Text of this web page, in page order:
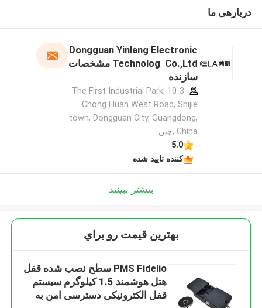
دربارهی ما
Dongguan Yinlang Electronic
Technolog Co.,Ltd مشخصات
سازنده
10-3 The First Industrial Park,
Chong Huan West Road, Shijie
town, Dongguan City, Guangdong,
China ,چین
5.0
کننده تایید شده
بیشتر ببینید
بهترين قيمت رو براي
PMS Fidelio سطح نصب شده قفل
هتل هوشمند 1.5 کیلوگرم سیستم
قفل الکترونیکی دسترسی امن به